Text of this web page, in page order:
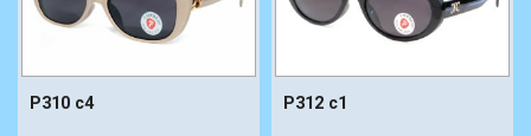
P310 c4 P312 c1